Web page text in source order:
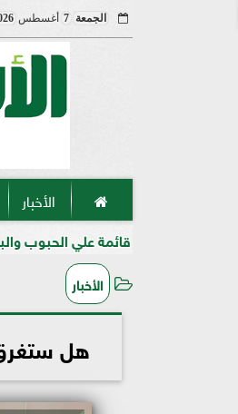
الجمعة 7 أغسطس
الأخبار
علي الحبوب والبقول
الأخبار
هل